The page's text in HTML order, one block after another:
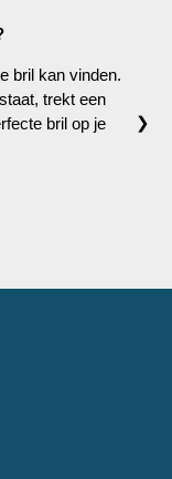
bril kan vinden.
trekt een
bril op je
❯